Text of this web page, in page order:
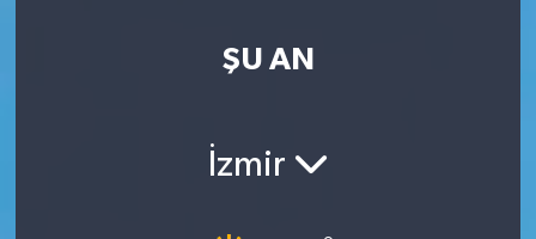
ŞU AN
İzmir
Son Dakika Haberleri